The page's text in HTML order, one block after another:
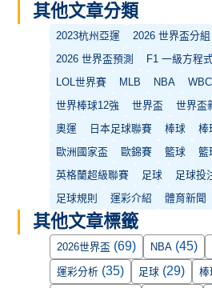
其他文章分類
2023杭州亞運 2026 世界盃分組
2026 世界盃預測
F1 一級方程
LOL世界賽
MLB NBA
世界棒球12強
世界盃 世界盃
奧運
日本足球聯賽 棒球 棒
歐洲國家盃
歐錦賽 籃球 籃
英格蘭超級聯賽
足球 足球投
足球規則
運彩介紹 體育新聞
其他文章標籤
2026世界盃 (69) NBA (45)
運彩分析 (35) 足球 (29) 棒